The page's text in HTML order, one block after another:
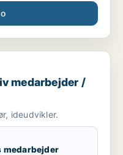
/ fritids medarbejder
medarbejder /
ideudvikler.
medarbejder